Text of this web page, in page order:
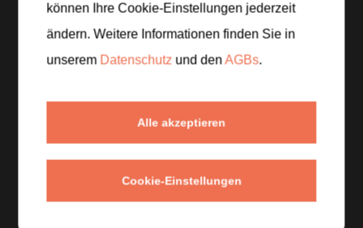
Heize den Backofen auf200 °Cvor. Hebe die weißen
Bohnen aus den Dosen, spüle sie ab und lasse sie
abtropfen. Schäle die Knoblauchzehe.
Schritt 2/5
Schneide das Brot in mundgerechte Stücke, beträufle
sie mit etwas Olivenöl und backe sie im Ofen8–10
können Ihre Cookie-Einstellungen jederzeit
ändern. Weitere Informationen finden Sie in
unserem Datenschutz und denAGBs.
Alle akzeptieren
Cookie-Einstellungen